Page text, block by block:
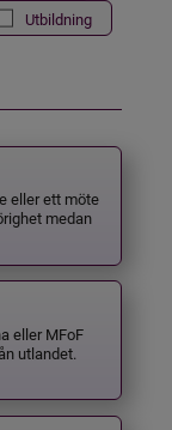
Utbildning
eller ett möte
medan
eller MFoF
utlandet.